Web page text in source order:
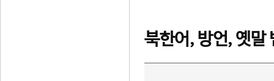
북한어, 방언, 옛말